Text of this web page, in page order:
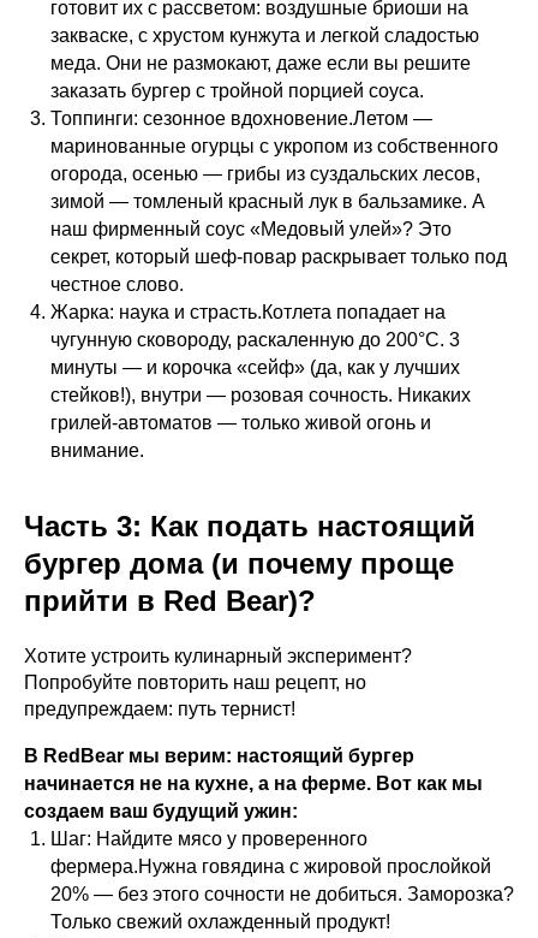
готовит их с рассветом: воздушные бриоши на
закваске, с хрустом кунжута и легкой сладостью
меда. Они не размокают, даже если вы решите
заказать бургер с тройной порцией соуса.
Топпинги: сезонное вдохновение.Летом —
маринованные огурцы с укропом из собственного
огорода, осенью — грибы из суздальских лесов,
зимой — томленый красный лук в бальзамике. А
наш фирменный соус «Медовый улей»? Это
секрет, который шеф-повар раскрывает только под
честное слово.
Жарка: наука и страсть.Котлета попадает на
чугунную сковороду, раскаленную до 200°C. 3
минуты — и корочка «сейф» (да, как у лучших
стейков!), внутри — розовая сочность. Никаких
грилей-автоматов — только живой огонь и
внимание.
Часть 3: Как подать настоящий
бургер дома (и почему проще
прийти в Red Bear)?
Хотите устроить кулинарный эксперимент?
Попробуйте повторить наш рецепт, но
предупреждаем: путь тернист!
В RedBear мы верим: настоящий бургер
начинается не на кухне, а на ферме. Вот как мы
создаем ваш будущий ужин:
Шаг: Найдите мясо у проверенного
фермера.Нужна говядина с жировой прослойкой
20% — без этого сочности не добиться. Заморозка?
Только свежий охлажденный продукт!